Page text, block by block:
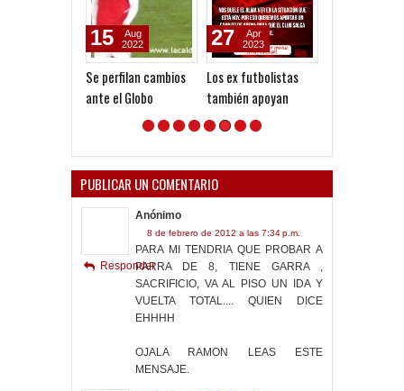
Se perfilan cambios
ante el Globo
15
Aug
2022
Los ex futbolistas
también apoyan
27
Apr
2023
PUBLICAR UN COMENTARIO
Anónimo
8 de febrero de 2012 a las 7:34 p.m.
PARA MI TENDRIA QUE PROBAR A
PARRA DE 8, TIENE GARRA ,
SACRIFICIO, VA AL PISO UN IDA Y
VUELTA TOTAL.... QUIEN DICE
EHHHH
OJALA RAMON LEAS ESTE
MENSAJE.
Responder